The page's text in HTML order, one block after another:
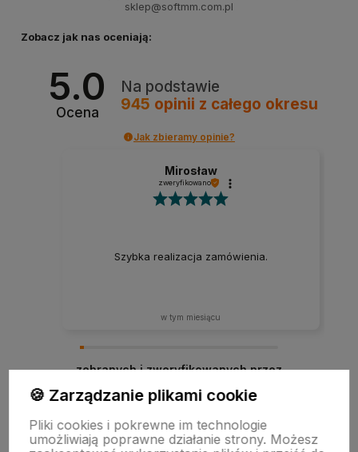
sklep@softmm.com.pl
Zobacz jak nas oceniają:
5.0
Ocena
Na podstawie
945 opinii z całego okresu
Jak zbieramy opinie?
Mirosław
zweryfikowano
Szybka realizacja zamówienia.
w tym miesiącu
zebranych i zweryfikowanych przez
🍪 Zarządzanie plikami cookie
Pliki cookies i pokrewne im technologie
umożliwiają poprawne działanie strony. Możesz